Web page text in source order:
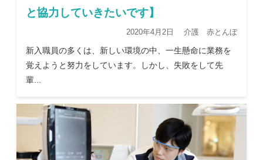
と協力していきたいです】
2020年4月2日 介護 赤とんぼ
新入職員の多くは、新しい環境の中、一生懸命に業務を
覚えようと努力をしています。しかし、失敗をして先
輩...